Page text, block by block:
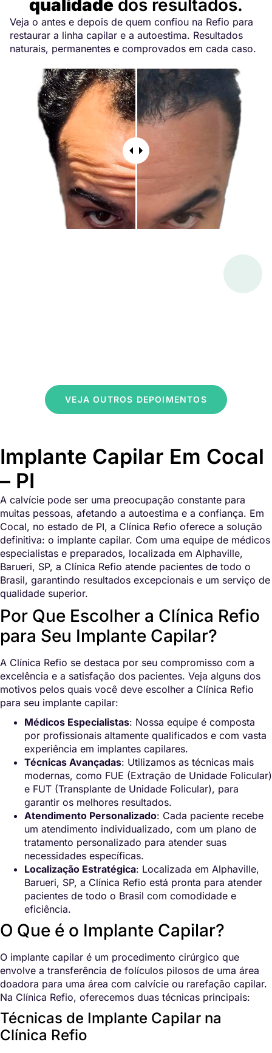
qualidade dos resultados.
Veja o antes e depois de quem confiou na Refio para
restaurar a linha capilar e a autoestima. Resultados
naturais, permanentes e comprovados em cada caso.
VEJA OUTROS DEPOIMENTOS
Implante Capilar Em Cocal
– PI
A calvície pode ser uma preocupação constante para
muitas pessoas, afetando a autoestima e a confiança. Em
Cocal, no estado de PI, a Clínica Refio oferece a solução
definitiva: o implante capilar. Com uma equipe de médicos
especialistas e preparados, localizada em Alphaville,
Barueri, SP, a Clínica Refio atende pacientes de todo o
Brasil, garantindo resultados excepcionais e um serviço de
qualidade superior.
Por Que Escolher a Clínica Refio
para Seu Implante Capilar?
A Clínica Refio se destaca por seu compromisso com a
excelência e a satisfação dos pacientes. Veja alguns dos
motivos pelos quais você deve escolher a Clínica Refio
para seu implante capilar:
Médicos Especialistas: Nossa equipe é composta
por profissionais altamente qualificados e com vasta
experiência em implantes capilares.
Técnicas Avançadas: Utilizamos as técnicas mais
modernas, como FUE (Extração de Unidade Folicular)
e FUT (Transplante de Unidade Folicular), para
garantir os melhores resultados.
Atendimento Personalizado: Cada paciente recebe
um atendimento individualizado, com um plano de
tratamento personalizado para atender suas
necessidades específicas.
Localização Estratégica: Localizada em Alphaville,
Barueri, SP, a Clínica Refio está pronta para atender
pacientes de todo o Brasil com comodidade e
eficiência.
O Que é o Implante Capilar?
O implante capilar é um procedimento cirúrgico que
envolve a transferência de folículos pilosos de uma área
doadora para uma área com calvície ou rarefação capilar.
Na Clínica Refio, oferecemos duas técnicas principais:
Técnicas de Implante Capilar na
Clínica Refio